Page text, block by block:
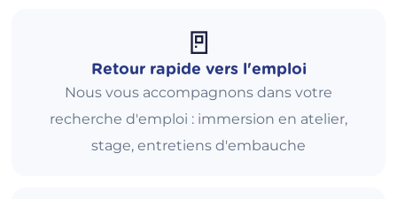
🚪
Retour rapide vers l'emploi
Nous vous accompagnons dans votre
recherche d'emploi : immersion en atelier,
stage, entretiens d'embauche